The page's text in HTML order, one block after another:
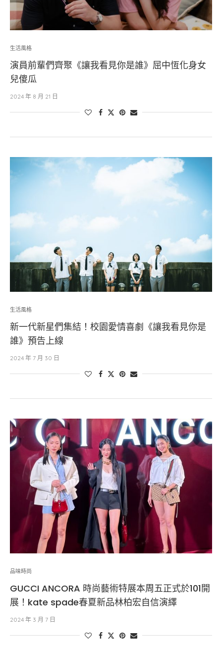
生活風格
演員前輩們齊聚《讓我看見你是誰》屈中恆化身女
兒傻瓜
2024 年 8 月 21 日
生活風格
新一代新星們集結！校園愛情喜劇《讓我看見你是
誰》預告上線
2024 年 7 月 30 日
品味時尚
GUCCI ANCORA 時尚藝術特展本周五正式於101開
展！kate spade春夏新品林柏宏自信演繹
2024 年 3 月 7 日